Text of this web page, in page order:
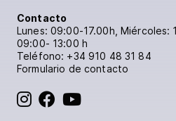
Contacto
Lunes: 09:00-17.00h, Miércoles:
09:00- 13:00 h
Teléfono: +34 910 48 31 84
Formulario de contacto
BoD en Instagram
BoD en Facebook